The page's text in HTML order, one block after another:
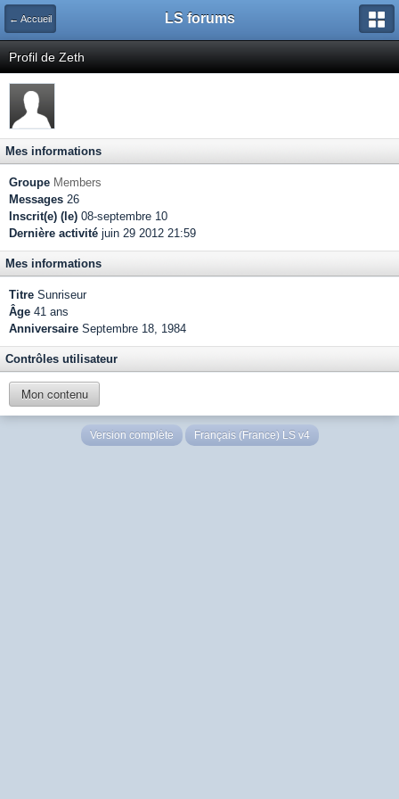
← Accueil LS forums
Profil de Zeth
Mes informations
Groupe Members
Messages 26
Inscrit(e) (le) 08-septembre 10
Dernière activité juin 29 2012 21:59
Mes informations
Titre Sunriseur
Âge 41 ans
Anniversaire Septembre 18, 1984
Contrôles utilisateur
Mon contenu
Version complète Français (France) LS v4